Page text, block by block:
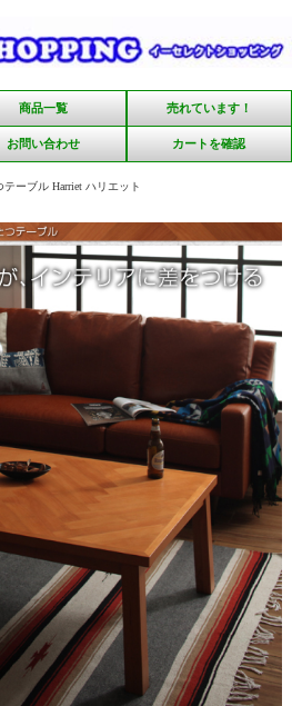
商品一覧 売れています！
お問い合わせ カートを確認
ーブル Harriet ハリエット